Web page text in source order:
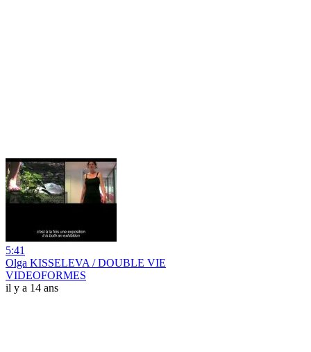
5:41
Olga KISSELEVA / DOUBLE VIE
VIDEOFORMES
il y a 14 ans